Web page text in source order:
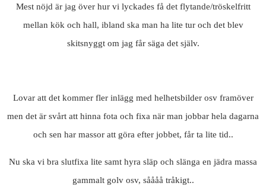
Mest nöjd är jag över hur vi lyckades få det flytande/tröskelfritt
mellan kök och hall, ibland ska man ha lite tur och det blev
skitsnyggt om jag får säga det själv.
Lovar att det kommer fler inlägg med helhetsbilder osv framöver
men det är svårt att hinna fota och fixa när man jobbar hela dagarna
och sen har massor att göra efter jobbet, får ta lite tid..
Nu ska vi bra slutfixa lite samt hyra släp och slänga en jädra massa
gammalt golv osv, såååå tråkigt..